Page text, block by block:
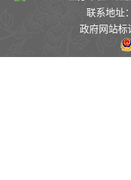
联系地址
政府网站